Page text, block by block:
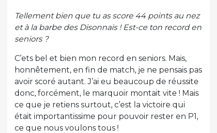
Tellement bien que tu as score 44 points au nez
et à la barbe des Disonnais ! Est-ce ton record en
seniors ?
C’ets bel et bien mon record en seniors. Mais,
honnêtement, en fin de match, je ne pensais pas
avoir scoré autant. J’ai eu beaucoup de réussite
donc, forcément, le marquoir montait vite ! Mais
ce que je retiens surtout, c’est la victoire qui
était importantissime pour pouvoir rester en P1,
ce que nous voulons tous !